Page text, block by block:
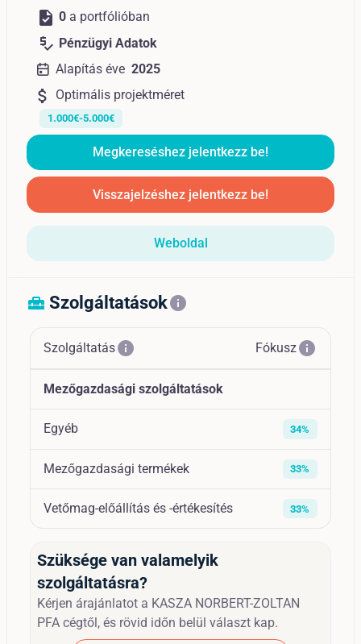
task 0 a portfólióban
price_check Pénzügyi Adatok
Alapítás éve 2025
attach_money Optimális projektméret
1.000€-5.000€
Megkereséshez jelentkezz be!
Visszajelzéshez jelentkezz be!
Weboldal
home_repair_service Szolgáltatásokinfo
Szolgáltatásinfo Fókuszinfo
Mezőgazdasági szolgáltatások
Egyéb 34%
Mezőgazdasági termékek 33%
Vetőmag-előállítás és -értékesítés 33%
Szüksége van valamelyik
szolgáltatásra?
Kérjen árajánlatot a KASZA NORBERT-ZOLTAN
PFA cégtől, és rövid időn belül választ kap.